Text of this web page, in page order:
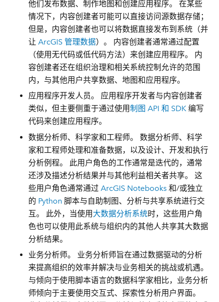
他们发布数据、制作地图和创建应用程序。 在某些
情况下，内容创建者可能可以直接访问源数据存储；
但是，内容创建者也可以将数据直接发布到系统（并
让ArcGIS 管理数据）。 内容创建者通常通过配置
（使用无代码或低代码方法）来创建应用程序。 内
容创建者还在组织治理和相关系统控制允许的范围
内，与其他用户共享数据、地图和应用程序。
应用程序开发人员。 应用程序开发者与内容创建者
类似，但主要侧重于通过使用制图 API 和 SDK 编写
代码来创建应用程序。
数据分析师、科学家和工程师。 数据分析师、科学
家和工程师处理和准备数据，以及设计、开发和执行
分析例程。 此用户角色的工作通常是迭代的，通常
还涉及描述分析结果并与其他利益相关者共享。 这
些用户角色通常通过ArcGIS Notebooks 和/或独立
的 Python 脚本与自助制图、分析与共享系统进行交
互。 此外，当使用 大数据分析系统时，这些用户角
色也可以使用此系统与组织内的其他人共享其大数据
分析结果。
业务分析师。 业务分析师旨在通过数据驱动的分析
来提高组织的效率并解决与业务相关的挑战或机遇。
与倾向于使用脚本语言的数据科学家相比，业务分析
师倾向于主要使用交互式、探索性分析用户界面。